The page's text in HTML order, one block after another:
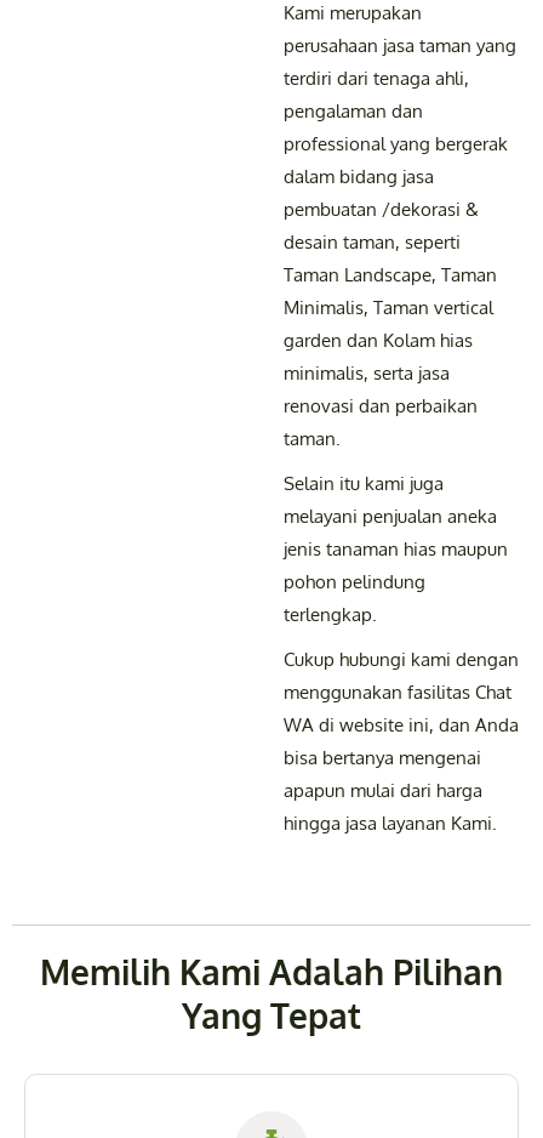
Kami merupakan
perusahaan jasa taman yang
terdiri dari tenaga ahli,
pengalaman dan
professional yang bergerak
dalam bidang jasa
pembuatan /dekorasi &
desain taman, seperti
Taman Landscape, Taman
Minimalis, Taman vertical
garden dan Kolam hias
minimalis, serta jasa
renovasi dan perbaikan
taman.
Selain itu kami juga
melayani penjualan aneka
jenis tanaman hias maupun
pohon pelindung
terlengkap.
Cukup hubungi kami dengan
menggunakan fasilitas Chat
WA di website ini, dan Anda
bisa bertanya mengenai
apapun mulai dari harga
hingga jasa layanan Kami.
Memilih Kami Adalah Pilihan
Yang Tepat